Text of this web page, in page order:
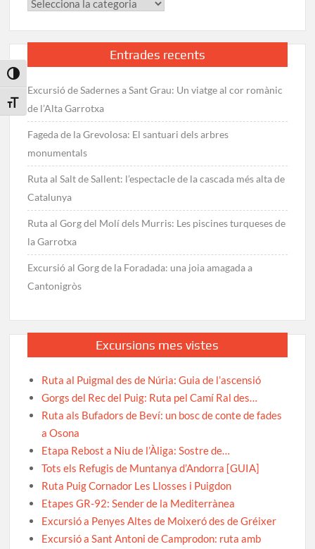
Toggle High Contrast
Toggle Font size
Categories
Entrades recents
Excursió de Sadernes a Sant Grau: Un viatge al cor romànic
de l’Alta Garrotxa
Fageda de la Grevolosa: El santuari dels arbres
monumentals
Ruta al Salt de Sallent: l’espectacle de la cascada més alta de
Catalunya
Ruta al Gorg del Molí dels Murris: Les piscines turqueses de
la Garrotxa
Excursió al Gorg de la Foradada: una joia amagada a
Cantonigròs
Excursions mes vistes
Ruta al Puigmal des de Núria: Guia de l’ascensió
Gorgs del Rec del Puig: Ruta pel Camí Ral des…
Ruta als Bufadors de Beví: un bosc de conte de fades
a Osona
Etapa Rebost a Niu de l’Àliga: Sostre de…
Tots els Refugis de Muntanya d’Andorra [GUIA]
Ruta Puig Cornador Les Llosses i Puigdon
Etapes GR-92: Sender de la Mediterrànea
Excursió a Penyes Altes de Moixeró des de Gréixer
Excursió a Sant Antoni de Camprodon: ruta amb